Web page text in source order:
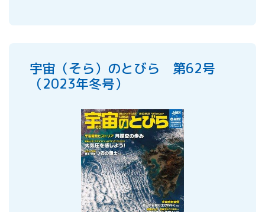
宇宙（そら）のとびら 第62号
（2023年冬号）